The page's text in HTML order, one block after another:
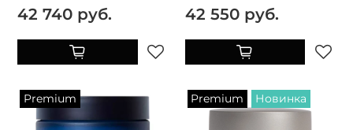
42 740 руб. 42 550 руб.
Premium Premium Новинка